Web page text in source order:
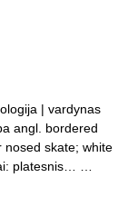
| vardynas
angl. bordered
nosed skate; white
platesnis… …